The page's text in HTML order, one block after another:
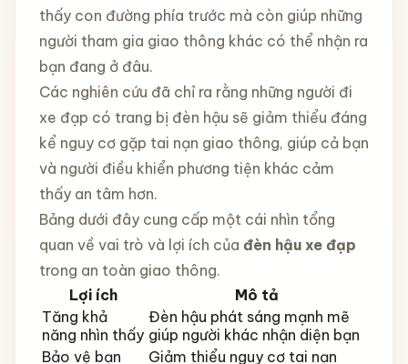
thấy con đường phía trước mà còn giúp những
người tham gia giao thông khác có thể nhận ra
bạn đang ở đâu.
Các nghiên cứu đã chỉ ra rằng những người đi
xe đạp có trang bị đèn hậu sẽ giảm thiểu đáng
kể nguy cơ gặp tai nạn giao thông, giúp cả bạn
và người điều khiển phương tiện khác cảm
thấy an tâm hơn.
Bảng dưới đây cung cấp một cái nhìn tổng
quan về vai trò và lợi ích của đèn hậu xe đạp
trong an toàn giao thông.
Lợi ích
Mô tả
Tăng khả
năng nhìn thấy
Đèn hậu phát sáng mạnh mẽ
giúp người khác nhận diện bạn
Bảo vệ bạn
Giảm thiểu nguy cơ tai nạn